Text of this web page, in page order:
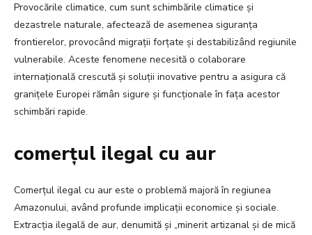
Provocările climatice, cum sunt schimbările climatice și
dezastrele naturale, afectează de asemenea siguranța
frontierelor, provocând migrații forțate și destabilizând regiunile
vulnerabile. Aceste fenomene necesită o colaborare
internațională crescută și soluții inovative pentru a asigura că
granițele Europei rămân sigure și funcționale în fața acestor
schimbări rapide.
comerțul ilegal cu aur
Comerțul ilegal cu aur este o problemă majoră în regiunea
Amazonului, având profunde implicații economice și sociale.
Extracția ilegală de aur, denumită și „minerit artizanal și de mică